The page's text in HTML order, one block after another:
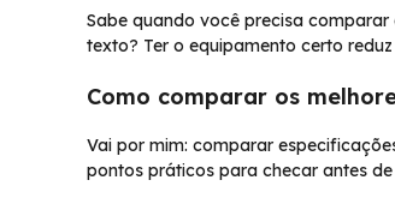
Sabe quando você precisa
texto? Ter o equipamento certo
Como comparar os
Vai por mim: comparar
pontos práticos para checar antes de